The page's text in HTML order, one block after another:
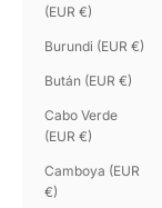
(EUR €)
Burundi (EUR €)
Bután (EUR €)
Cabo Verde
(EUR €)
Camboya (EUR
€)